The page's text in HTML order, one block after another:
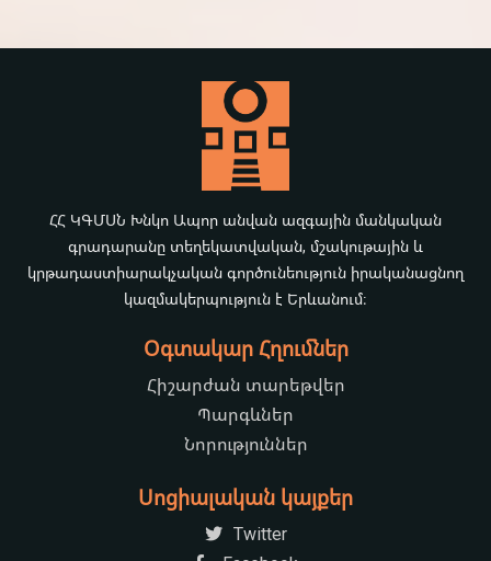
ՀՀ ԿԳՄՍՆ Խնկո Ապոր անվան ազգային մանկական
գրադարանը տեղեկատվական, մշակութային և
կրթադաստիարակչական գործունեություն իրականացնող
կազմակերպություն է Երևանում։
Օգտակար Հղումներ
Հիշարժան տարեթվեր
Պարգևներ
Նորություններ
Սոցիալական կայքեր
Twitter